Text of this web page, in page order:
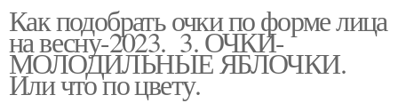
Как подобрать очки по форме лица
на весну-2023. 3. ОЧКИ-
МОЛОДИЛЬНЫЕ ЯБЛОЧКИ.
Или что по цвету.